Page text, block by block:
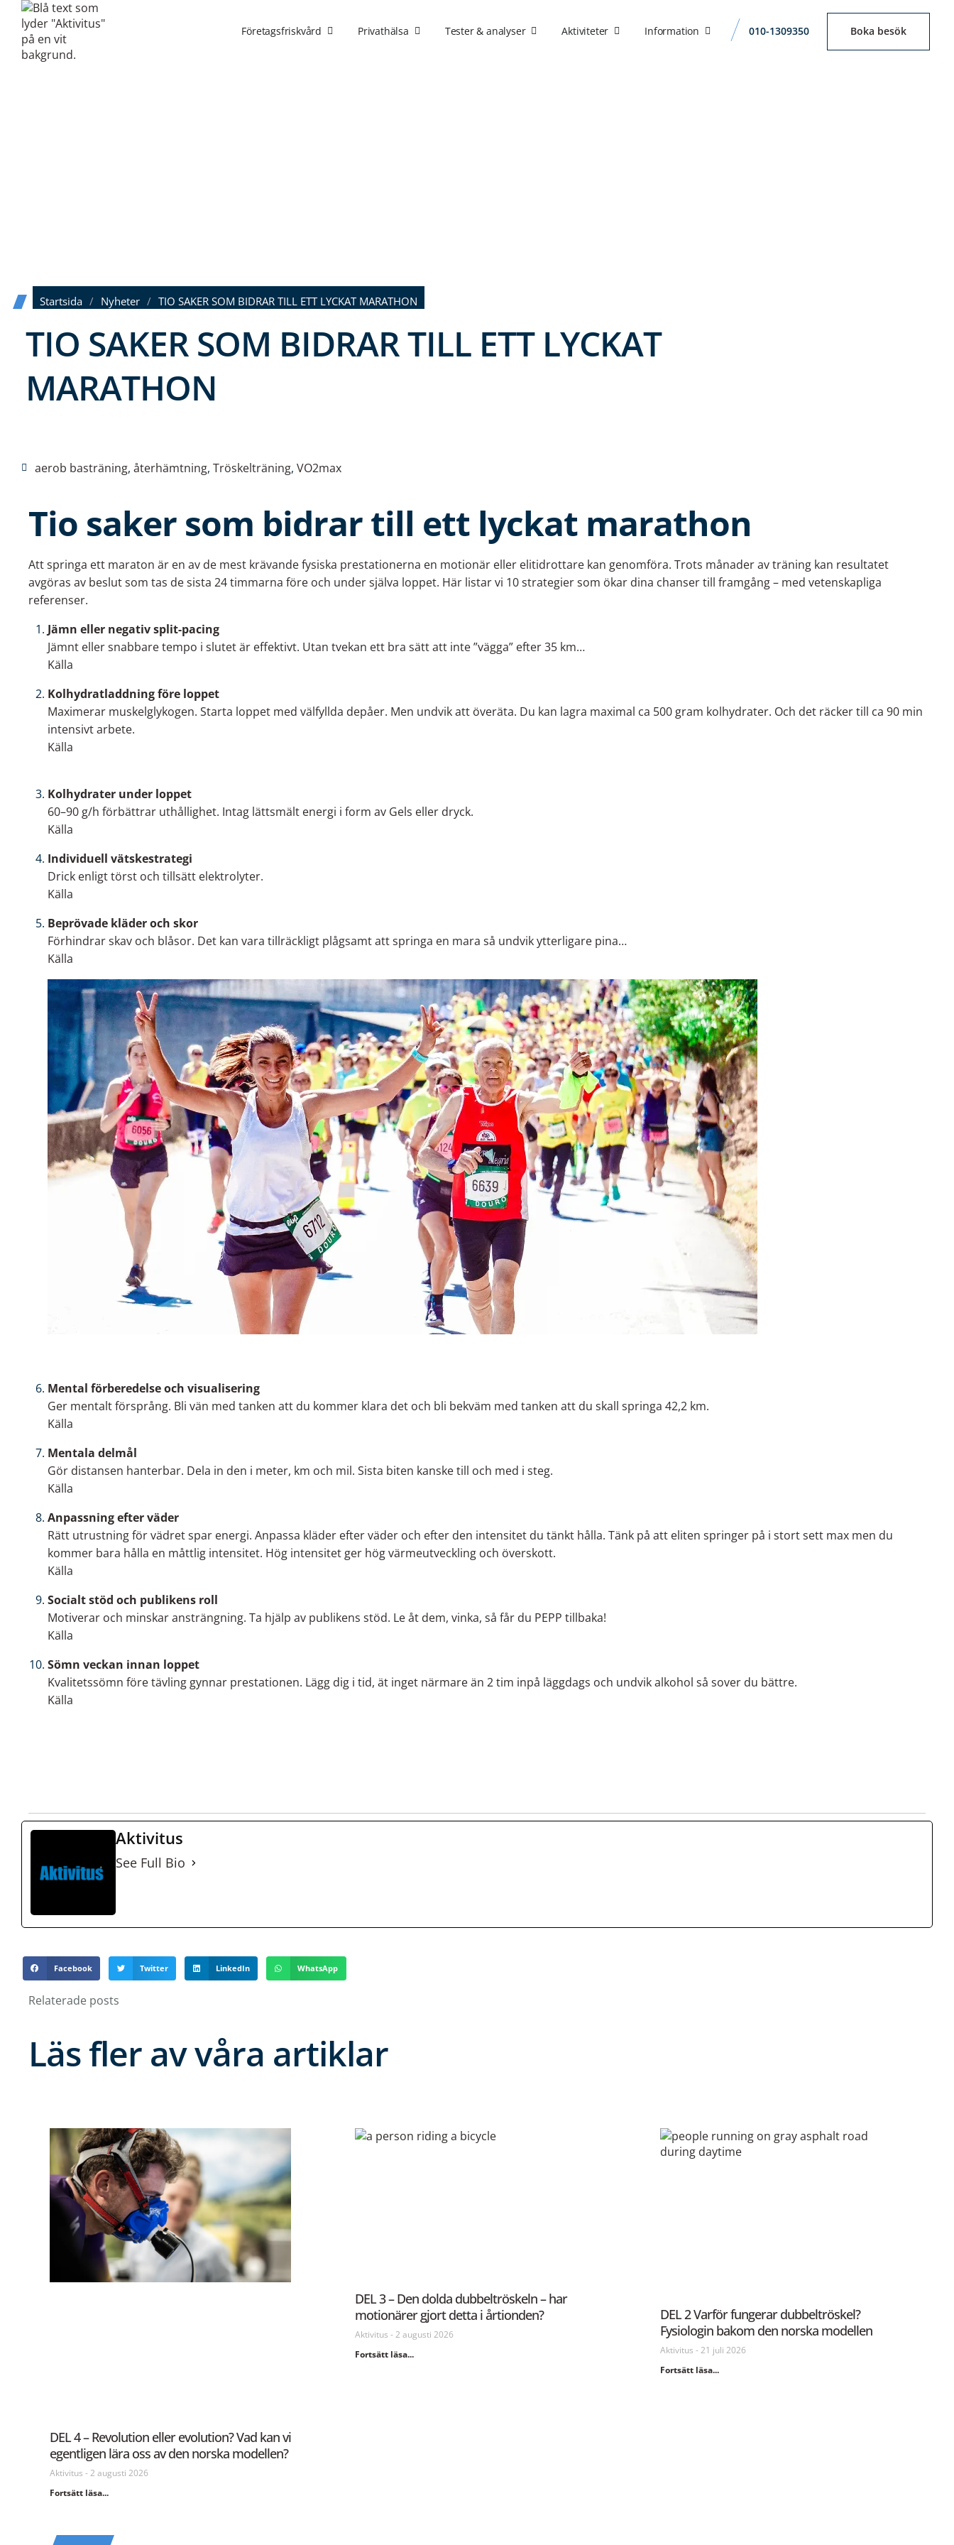
Företagsfriskvård Privathälsa Tester & analyser Aktiviteter Information 010-1309350 Boka besök
Startsida / Nyheter / TIO SAKER SOM BIDRAR TILL ETT LYCKAT MARATHON
TIO SAKER SOM BIDRAR TILL ETT LYCKAT
MARATHON
aerob basträning, återhämtning, Tröskelträning, VO2max
Tio saker som bidrar till ett lyckat marathon
Att springa ett maraton är en av de mest krävande fysiska prestationerna en motionär eller elitidrottare kan genomföra. Trots månader av träning kan resultatet
avgöras av beslut som tas de sista 24 timmarna före och under själva loppet. Här listar vi 10 strategier som ökar dina chanser till framgång – med vetenskapliga
referenser.
Jämn eller negativ split-pacing
Jämnt eller snabbare tempo i slutet är effektivt. Utan tvekan ett bra sätt att inte ”vägga” efter 35 km…
Källa
Kolhydratladdning före loppet
Maximerar muskelglykogen. Starta loppet med välfyllda depåer. Men undvik att överäta. Du kan lagra maximal ca 500 gram kolhydrater. Och det räcker till ca 90 min
intensivt arbete.
Källa
Kolhydrater under loppet
60–90 g/h förbättrar uthållighet. Intag lättsmält energi i form av Gels eller dryck.
Källa
Individuell vätskestrategi
Drick enligt törst och tillsätt elektrolyter.
Källa
Beprövade kläder och skor
Förhindrar skav och blåsor. Det kan vara tillräckligt plågsamt att springa en mara så undvik ytterligare pina…
Källa
Mental förberedelse och visualisering
Ger mentalt försprång. Bli vän med tanken att du kommer klara det och bli bekväm med tanken att du skall springa 42,2 km.
Källa
Mentala delmål
Gör distansen hanterbar. Dela in den i meter, km och mil. Sista biten kanske till och med i steg.
Källa
Anpassning efter väder
Rätt utrustning för vädret spar energi. Anpassa kläder efter väder och efter den intensitet du tänkt hålla. Tänk på att eliten springer på i stort sett max men du
kommer bara hålla en måttlig intensitet. Hög intensitet ger hög värmeutveckling och överskott.
Källa
Socialt stöd och publikens roll
Motiverar och minskar ansträngning. Ta hjälp av publikens stöd. Le åt dem, vinka, så får du PEPP tillbaka!
Källa
Sömn veckan innan loppet
Kvalitetssömn före tävling gynnar prestationen. Lägg dig i tid, ät inget närmare än 2 tim inpå läggdags och undvik alkohol så sover du bättre.
Källa
Aktivitus
See Full Bio
Facebook Twitter LinkedIn WhatsApp
Relaterade posts
Läs fler av våra artiklar
DEL 4 – Revolution eller evolution? Vad kan vi
egentligen lära oss av den norska modellen?
Aktivitus
2 augusti 2026
Fortsätt läsa...
DEL 3 – Den dolda dubbeltröskeln – har
motionärer gjort detta i årtionden?
Aktivitus
2 augusti 2026
Fortsätt läsa...
DEL 2 Varför fungerar dubbeltröskel?
Fysiologin bakom den norska modellen
Aktivitus
21 juli 2026
Fortsätt läsa...